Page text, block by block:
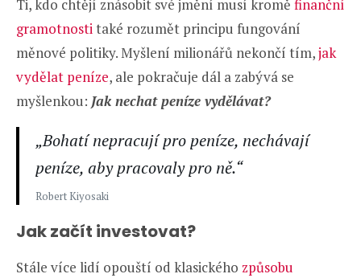
Ti, kdo chtějí znásobit své jmění musí kromě finanční
gramotnostitaké rozumět principu fungování
měnové politiky. Myšlení milionářů nekončí tím,jak
vydělat peníze, ale pokračuje dál a zabývá se
myšlenkou: Jak nechat peníze vydělávat?
„Bohatí nepracují pro peníze, nechávají
peníze, aby pracovaly pro ně.“
Robert Kiyosaki
Jak začít investovat?
Stále více lidí opouští od klasického způsobu